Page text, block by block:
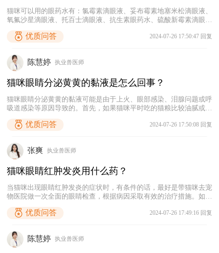
猫咪可以用的眼药水有：氯霉素滴眼液、妥布霉素地塞米松滴眼液、
氧氟沙星滴眼液、托百士滴眼液、抗生素眼药水、硫酸新霉素滴眼
猫咪的眼部症状来使用合适的眼药水。当猫咪出现眼部炎症时，可以
用。
优质问答 2024-07-26 17:50:47 回复
陈慧婷 执业兽医师
猫咪眼睛分泌黄黄的黏液是怎么回事？
猫咪眼睛分泌黄黄的黏液可能是由于上火、眼部感染、泪腺问题或呼
吸道感染等原因导致的。首先，如果猫咪平时吃的猫粮比较油腻或含
眼睛发红等症状。因此，主人平时要注意使用低盐低脂的猫粮给猫咪
议及时带它去宠物医院进行检查和治疗。
优质问答 2024-07-26 17:50:08 回复
张爽 执业兽医师
猫咪眼睛红肿发炎用什么药？
当猫咪出现眼睛红肿发炎的症状时，有条件的话，最好是带猫咪去宠
物医院做一次全面的眼睛检查，根据病因采取有效的治疗措施。如果
洁液轻轻擦拭它的眼周和眼球表面，‌去除分泌物和污垢。然后使用抗
猫咪去宠物医院诊治。
优质问答 2024-07-26 17:49:16 回复
陈慧婷 执业兽医师